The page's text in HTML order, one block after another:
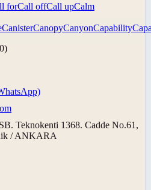
forCall offCall upCalm
CanisterCanopyCanyonCapability
Teknokenti 1368. Cadde No.61,
/ ANKARA